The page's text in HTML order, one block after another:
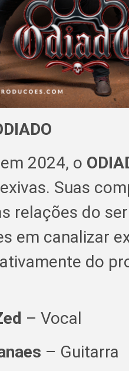
2024, o
Suas
relações do
em canalizar
do
– Vocal
– Guitarra